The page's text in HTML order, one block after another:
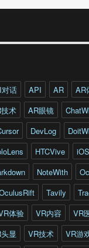
话 API AR
AR
术 AR眼镜
DevLog
HTCVive iOS
NoteWith
Tavily
体验 VR内容
VR
显 VR技术
VR游